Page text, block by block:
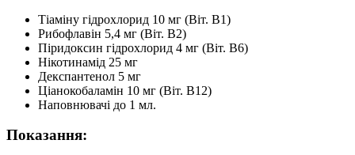
Тіаміну гідрохлорид 10 мг (Віт. B1)
Рибофлавін 5,4 мг (Віт. B2)
Піридоксин гідрохлорид 4 мг (Віт. B6)
Нікотинамід 25 мг
Декспантенол 5 мг
Ціанокобаламін 10 мг (Віт. B12)
Наповнювачі до 1 мл.
Показання: